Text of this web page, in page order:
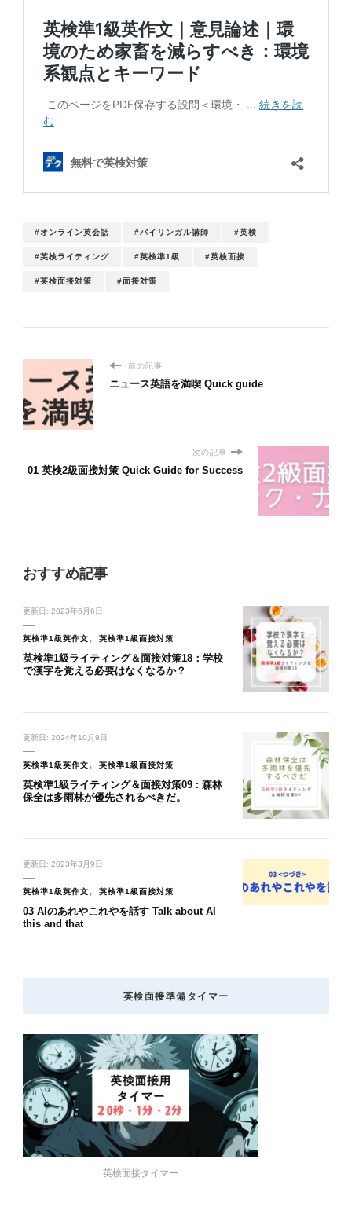
#オンライン英会話 #バイリンガル講師 #英検
#英検ライティング #英検準1級 #英検面接
#英検面接対策 #面接対策
前の記事
ニュース英語を満喫 Quick guide
次の記事
01 英検2級面接対策 Quick Guide for Success
おすすめ記事
更新日: 2023年6月6日
英検準1級英作文 英検準1級面接対策
英検準1級ライティング＆面接対策18：学校
で漢字を覚える必要はなくなるか？
更新日: 2024年10月9日
英検準1級英作文 英検準1級面接対策
英検準1級ライティング＆面接対策09 : 森林
保全は多雨林が優先されるべきだ。
更新日: 2023年3月9日
英検準1級英作文 英検準1級面接対策
03 AIのあれやこれやを話す Talk about AI
this and that
英検面接準備タイマー
英検面接タイマー